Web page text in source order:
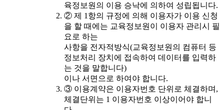
육정보원의 이용 승낙에 의하여 성립됩니다.
② 제 1항의 규정에 의해 이용자가 이용 신청
을 할 때에는 교육정보원이 이용자 관리시 필
요로 하는
사항을 전자적방식(교육정보원의 컴퓨터 등
정보처리 장치에 접속하여 데이터를 입력하
는 것을 말합니다)
이나 서면으로 하여야 합니다.
③ 이용계약은 이용자번호 단위로 체결하며,
체결단위는 1 이용자번호 이상이어야 합니